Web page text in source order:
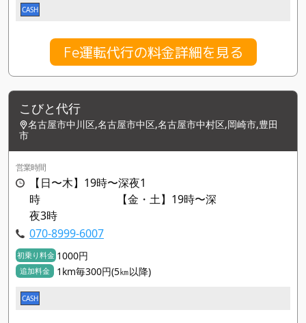
CASH
Fe運転代行の料金詳細を見る
こびと代行
名古屋市中川区,名古屋市中区,名古屋市中村区,岡崎市,豊田
市
営業時間
【日〜木】19時〜深夜1
時 【金・土】19時〜深
夜3時
070-8999-6007
初乗り料金 1000円
追加料金 1km毎300円(5㎞以降)
CASH